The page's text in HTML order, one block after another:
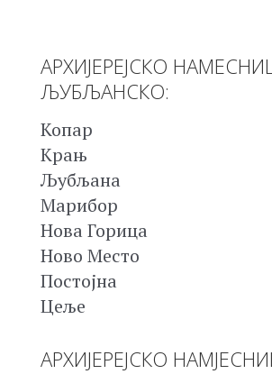
АРХИЈЕРЕЈСКО
ЉУБЉАНСКО:
Копар
Крањ
Љубљана
Марибор
Нова Горица
Ново Место
Постојна
Цеље
АРХИЈЕРЕЈСКО